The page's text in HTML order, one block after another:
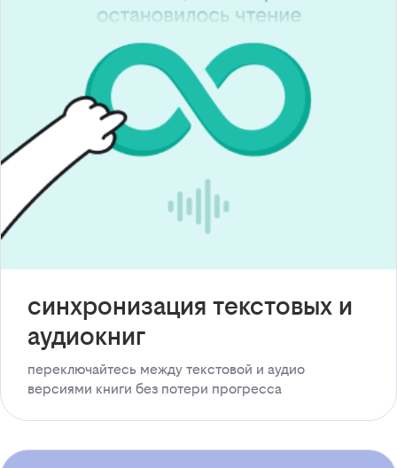
синхронизация текстовых и
аудиокниг
переключайтесь между текстовой и аудио
версиями книги без потери прогресса